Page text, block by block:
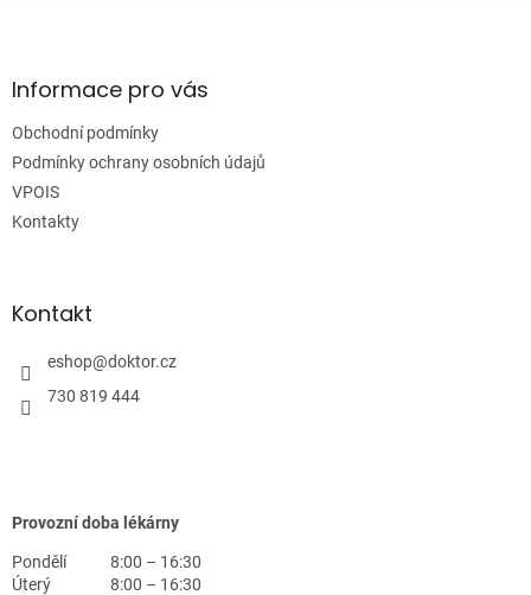
aInformace pro vás
Obchodní podmínky
Podmínky ochrany osobních údajů
VPOIS
Kontakty
Kontakt
eshop@doktor.cz
730 819 444
Provozní doba lékárny
Pondělí
8:00 – 16:30
Úterý
8:00 – 16:30